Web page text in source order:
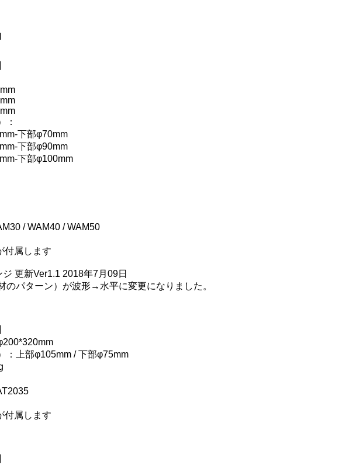
：
下部φ70mm
下部φ90mm
下部φ100mm
/ WAM40 / WAM50
付属します
更新Ver1.1 2018年7月09日
のパターン）が波形→水平に変更になりました。
：上部φ105mm / 下部φ75mm
付属します